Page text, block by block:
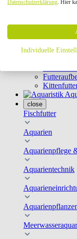
Geschirre
close
Fischfutter
Aquarien
Aquarienpflege
Aquarientechnik
Datenschutzerklärung. Hier
Individuelle